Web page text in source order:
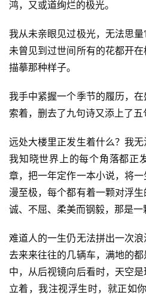
鸿，又或道绚烂的极光。
我从未亲眼见过极光，无法思
未曾见到过世间所有的花都开
描摹那种样子。
我手中紧握一个季节的履历，
索着，删去了九句诗又添上了五
远处大楼里正发生着什么？我
我知晓世界上的每个角落都正
章，把一年定作一本小说，将
漫至极，每个都有着一颗对浮
诚、不屈、柔美而钢毅，那是一
难道人的一生仍无法拼出一次
去来来往往的几辆车，满地的
中，从后视镜向后看时，天空
立着，我注视浮生时，就正如